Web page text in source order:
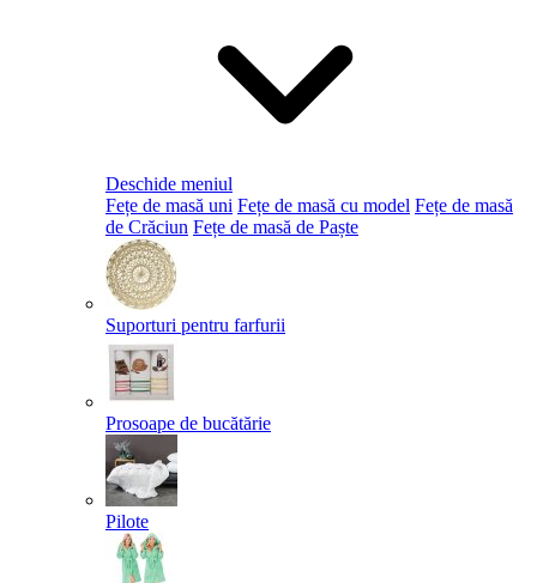
Deschide meniul
Fețe de masă uni Fețe de masă cu model Fețe de masă
de Crăciun Fețe de masă de Paște​
Suporturi pentru farfurii
Prosoape de bucătărie
Pilote